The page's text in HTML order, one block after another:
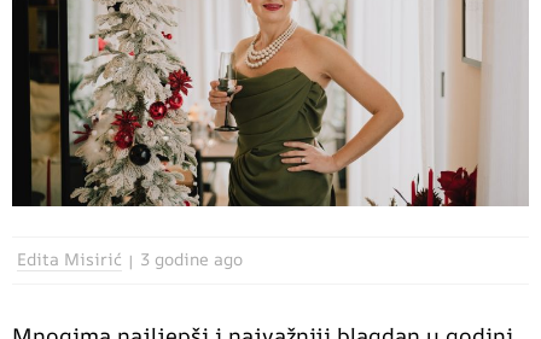
Edita Misirić 3 godine ago